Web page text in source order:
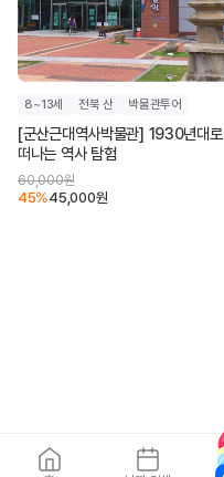
8~13세 전북 산 박물관투어
[군산근대역사박물관] 1930년대로
떠나는 역사 탐험
60,000원
45%45,000원